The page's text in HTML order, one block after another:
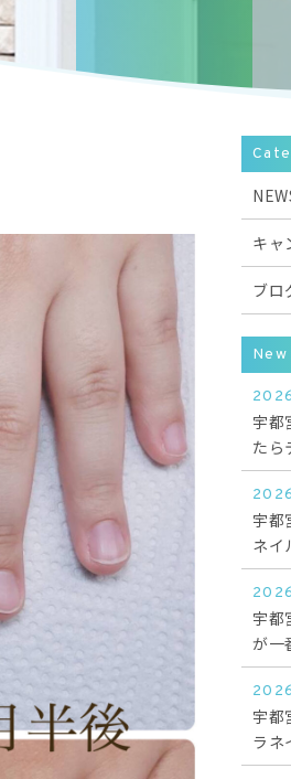
キャ
ブロ
宇都
たら
宇都
ネイ
宇都
が一
宇都
ラネ